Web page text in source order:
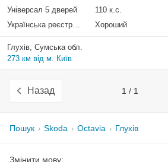
Універсал 5 дверей
110 к.с.
Українська реєстрація
Хороший
Глухів, Сумська обл.
273 км від м. Київ
Назад 1 / 1
Пошук Skoda Octavia Глухів
Змінити мову: